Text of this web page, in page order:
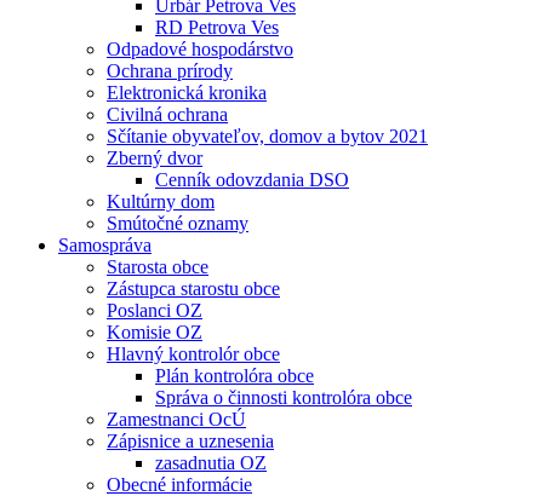
Urbár Petrova Ves
RD Petrova Ves
Odpadové hospodárstvo
Ochrana prírody
Elektronická kronika
Civilná ochrana
Sčítanie obyvateľov, domov a bytov 2021
Zberný dvor
Cenník odovzdania DSO
Kultúrny dom
Smútočné oznamy
Samospráva
Starosta obce
Zástupca starostu obce
Poslanci OZ
Komisie OZ
Hlavný kontrolór obce
Plán kontrolóra obce
Správa o činnosti kontrolóra obce
Zamestnanci OcÚ
Zápisnice a uznesenia
zasadnutia OZ
Obecné informácie